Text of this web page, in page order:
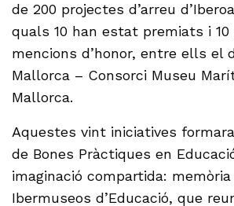
de 200 projectes d’arreu
quals 10 han estat premiats i
mencions d’honor, entre ells el
Mallorca – Consorci Museu
Mallorca.
Aquestes vint iniciatives
de Bones Pràctiques en
imaginació compartida:
Ibermuseos d’Educació, que